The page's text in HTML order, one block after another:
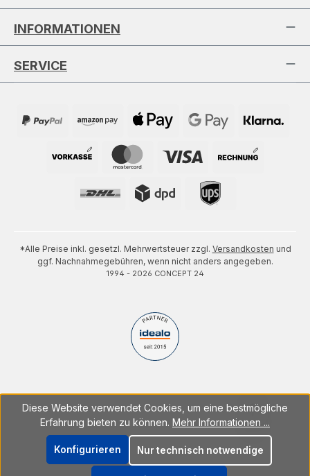
INFORMATIONEN
SERVICE
*Alle Preise inkl. gesetzl. Mehrwertsteuer zzgl. Versandkosten und
ggf. Nachnahmegebühren, wenn nicht anders angegeben.
1994 - 2026 CONCEPT 24
Diese Website verwendet Cookies, um eine bestmögliche
Erfahrung bieten zu können. Mehr Informationen ...
Nur technisch notwendige
Konfigurieren